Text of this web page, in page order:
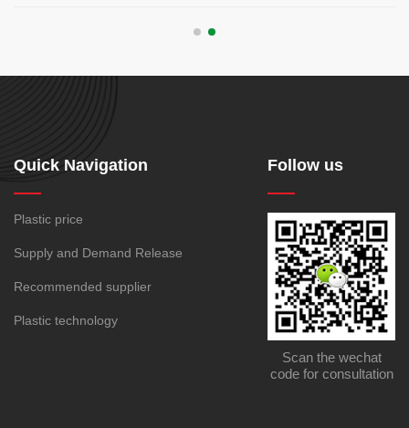
Quick Navigation
Plastic price
Supply and Demand Release
Recommended supplier
Plastic technology
Follow us
Scan the wechat
code for consultation